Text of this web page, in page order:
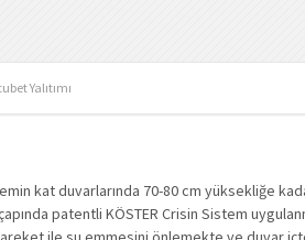
Yalıtımı
kat duvarlarında 70-80 cm yüksekliğe
patentli KÖSTER Crisin Sistem